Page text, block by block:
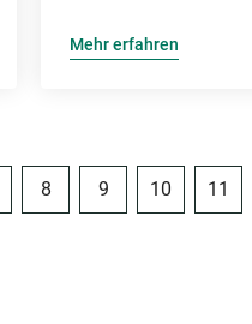
Mehr erfahren
8 9 10 11